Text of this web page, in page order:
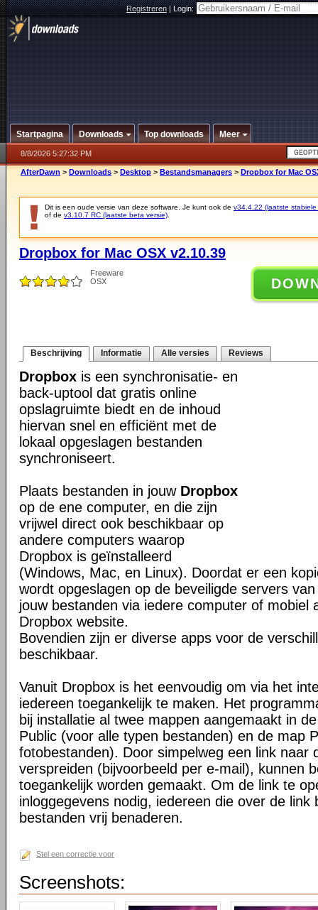
Registreren|Login:
Startpagina Downloads Top downloads Meer
8/8/2026 5:27:32 PM
AfterDawn > Downloads > Desktop > Bestandsmanagers > Dropbox for Mac
Dit is een oude versie van deze software. Je kunt ook de v34.4.22 (laatste stabiele
of de v3.10.7 RC (laatste beta versie)
Dropbox for Mac OSX v2.10.39
Freeware
OSX
Beschrijving Informatie Alle versies Reviews
Dropbox is een synchronisatie- en
back-uptool dat gratis online
opslagruimte biedt en de inhoud
hiervan snel en efficiënt met de
lokaal opgeslagen bestanden
synchroniseert.
Plaats bestanden in jouw Dropbox
op de ene computer, en die zijn
vrijwel direct ook beschikbaar op
andere computers waarop
Dropbox is geïnstalleerd
(Windows, Mac, en Linux). Doordat er een
wordt opgeslagen op de beveiligde servers
jouw bestanden via iedere computer of mobiel
Dropbox website.
Bovendien zijn er diverse apps voor de
beschikbaar.
Vanuit Dropbox is het eenvoudig om via het
iedereen toegankelijk te maken. Het
bij installatie al twee mappen aangemaakt in
Public (voor alle typen bestanden) en de map
fotobestanden). Door simpelweg een link naar
verspreiden (bijvoorbeeld per e-mail), kunnen
toegankelijk worden gemaakt. Om de link te
inloggegevens nodig, iedereen die over de link
bestanden vrij benaderen.
Stel een correctie voor
Screenshots: